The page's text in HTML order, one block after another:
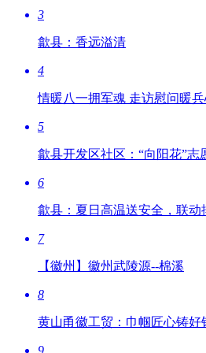
3
歙县：香远溢清
4
情暖八一拥军魂 走访慰问暖
5
歙县开发区社区：“向阳花”
6
歙县：夏日高温送安全，联动
7
【徽州】徽州武陵源--棉溪
8
黄山甬徽工贸：巾帼匠心铸好
9